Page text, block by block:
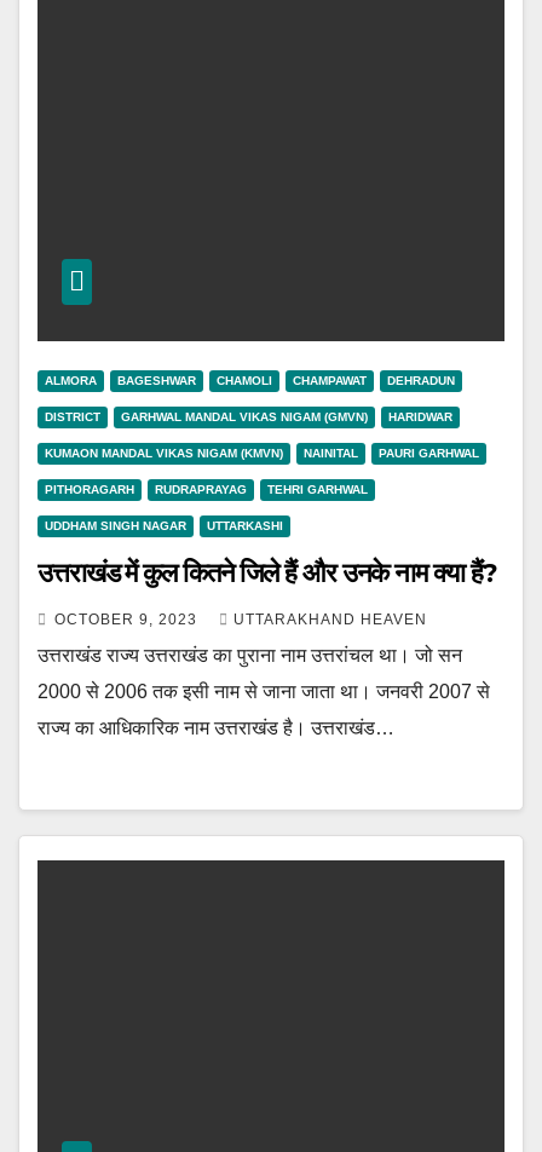
ALMORA BAGESHWAR CHAMOLI CHAMPAWAT DEHRADUN
DISTRICT GARHWAL MANDAL VIKAS NIGAM (GMVN) HARIDWAR
KUMAON MANDAL VIKAS NIGAM (KMVN) NAINITAL PAURI GARHWAL
PITHORAGARH RUDRAPRAYAG TEHRI GARHWAL
UDDHAM SINGH NAGAR UTTARKASHI
उत्तराखंड में कुल कितने जिले हैं और उनके नाम क्या हैं?
OCTOBER 9, 2023 UTTARAKHAND HEAVEN
उत्तराखंड राज्य उत्तराखंड का पुराना नाम उत्तरांचल था। जो सन
2000 से 2006 तक इसी नाम से जाना जाता था। जनवरी 2007 से
राज्य का आधिकारिक नाम उत्तराखंड है। उत्तराखंड…